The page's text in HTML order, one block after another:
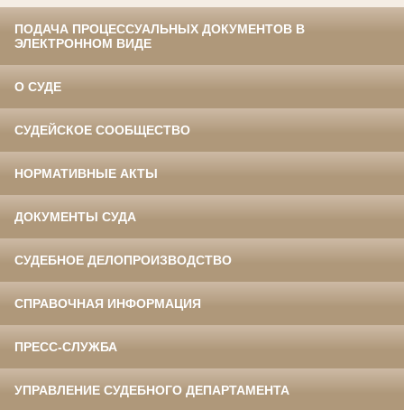
ПОДАЧА ПРОЦЕССУАЛЬНЫХ ДОКУМЕНТОВ В
ЭЛЕКТРОННОМ ВИДЕ
О СУДЕ
СУДЕЙСКОЕ СООБЩЕСТВО
НОРМАТИВНЫЕ АКТЫ
ДОКУМЕНТЫ СУДА
СУДЕБНОЕ ДЕЛОПРОИЗВОДСТВО
СПРАВОЧНАЯ ИНФОРМАЦИЯ
ПРЕСС-СЛУЖБА
УПРАВЛЕНИЕ СУДЕБНОГО ДЕПАРТАМЕНТА